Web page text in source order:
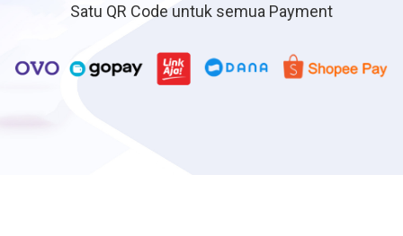
Satu QR Code untuk semua Payment